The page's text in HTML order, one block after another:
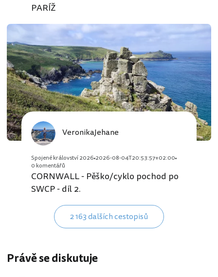
PARÍŽ
VeronikaJehane
Spojené království 2026 2026-08-04T20:53:57+02:00
0 komentářů
CORNWALL - Pěško/cyklo pochod po
SWCP - díl 2.
2 163 dalších cestopisů
Právě se diskutuje